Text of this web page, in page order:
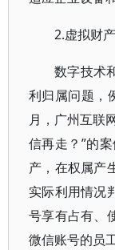
2.虚拟财
数字技术
利归属问题，
月，广州互联
信再走？”的
产，在权属产
实际利用情况
号享有占有、
微信账号的员